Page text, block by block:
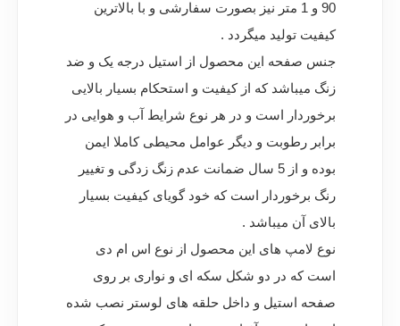
90 و 1 متر نیز بصورت سفارشی و با بالاترین
کیفیت تولید میگردد .
جنس صفحه این محصول از استیل درجه یک و ضد
زنگ میباشد که از کیفیت و استحکام بسیار بالایی
برخوردار است و در هر نوع شرایط آب و هوایی در
برابر رطوبت و دیگر عوامل محیطی کاملا ایمن
بوده و از 5 سال ضمانت عدم زنگ زدگی و تغییر
رنگ برخوردار است که خود گویای کیفیت بسیار
بالای آن میباشد .
نوع لامپ های این محصول از نوع اس ام دی
است که در دو شکل سکه ای و نواری بر روی
صفحه استیل و داخل حلقه های لوستر نصب شده